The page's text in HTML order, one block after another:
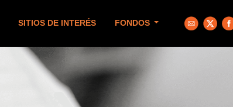
SITIOS DE INTERÉS FONDOS